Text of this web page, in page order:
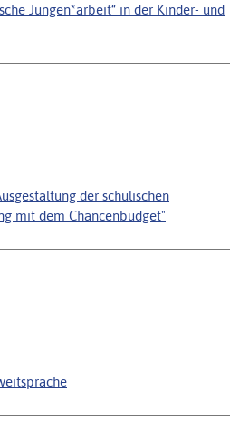
Jungen*arbeit“ in der Kinder- und
der schulischen
mit dem Chancenbudget"